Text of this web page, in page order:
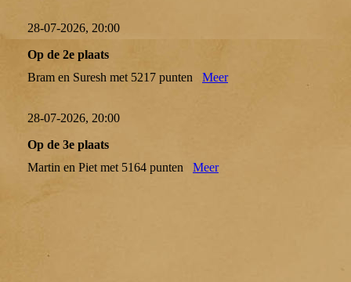
28-07-2026, 20:00
Op de 2e plaats
Bram en Suresh met 5217 punten Meer
28-07-2026, 20:00
Op de 3e plaats
Martin en Piet met 5164 punten Meer